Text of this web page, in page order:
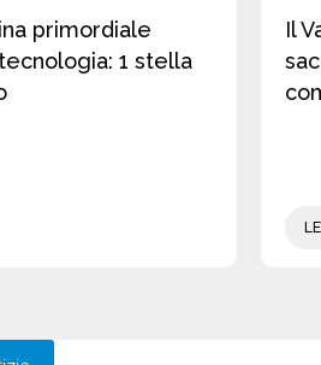
primordiale
1 stella
Il